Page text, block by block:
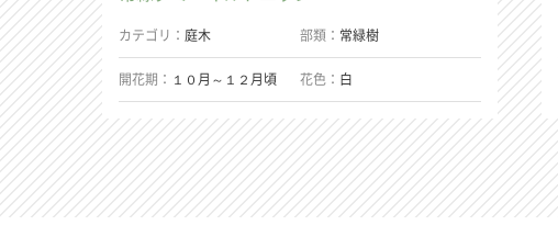
カテゴリ 庭木 部類 常緑樹
開花期 １０月～１２月頃 花色 白